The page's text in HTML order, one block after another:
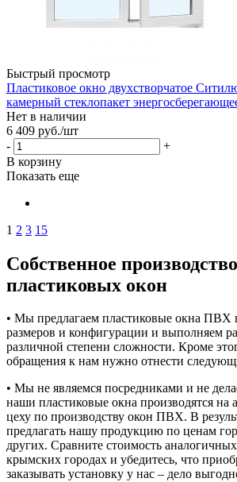
Быстрый просмотр
Пластиковое окно двухстворчатое
камерный стеклопакет
Нет в наличии
6 409 руб./шт
-
+
В корзину
Показать еще
1 2 3 15
Собственное
пластиковых окон
• Мы предлагаем пластиковые окна ПВХ
размеров и конфигурации и выполняем
различной степени сложности. Кроме
обращения к нам нужно отнести
• Мы не являемся посредниками и не
наши пластиковые окна производятся на
цеху по производству окон ПВХ. В
предлагать нашу продукцию по ценам
других. Сравните стоимость
крымских городах и убедитесь, что
заказывать установку у нас – дело